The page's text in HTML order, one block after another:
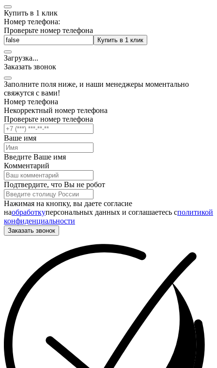
Купить в 1 клик
Номер телефона:
Проверьте номер телефона
Купить в 1 клик
Загрузка...
Заказать звонок
Заполните поля ниже, и наши менеджеры моментально
свяжутся с вами!
Номер телефона
Некорректный номер телефона
Проверьте номер телефона
Ваше имя
Введите Ваше имя
Комментарий
Подтвердите, что Вы не робот
Нажимая на кнопку, вы даете согласие
наобработкуперсональных данных и соглашаетесь cполитикой
конфиденциальности
Заказать звонок